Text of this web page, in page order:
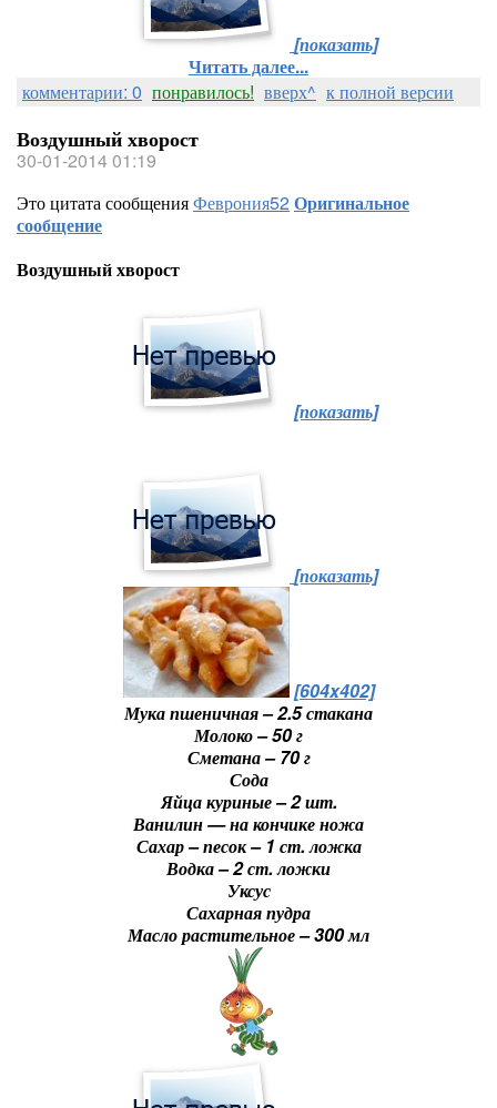
[показать]
Читать далее...
комментарии: 0 понравилось! вверх^ к полной версии
Воздушный хворост
30-01-2014 01:19
Это цитата сообщенияФеврония52Оригинальное
сообщение
Воздушный хворост
[показать]
[показать]
[604x402]
Мука пшеничная – 2.5 стакана
Молоко – 50 г
Сметана – 70 г
Сода
Яйца куриные – 2 шт.
Ванилин — на кончике ножа
Сахар – песок – 1 ст. ложка
Водка – 2 ст. ложки
Уксус
Сахарная пудра
Масло растительное – 300 мл